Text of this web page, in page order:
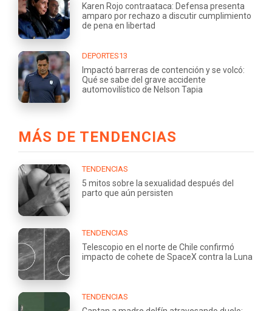
Karen Rojo contraataca: Defensa presenta
amparo por rechazo a discutir cumplimiento
de pena en libertad
DEPORTES13
Impactó barreras de contención y se volcó:
Qué se sabe del grave accidente
automovilístico de Nelson Tapia
MÁS DE TENDENCIAS
TENDENCIAS
5 mitos sobre la sexualidad después del
parto que aún persisten
TENDENCIAS
Telescopio en el norte de Chile confirmó
impacto de cohete de SpaceX contra la Luna
TENDENCIAS